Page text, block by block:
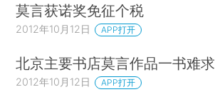
莫言获诺奖免征个税
2012年10月12日 APP打开
北京主要书店莫言作品一书难求
2012年10月12日 APP打开